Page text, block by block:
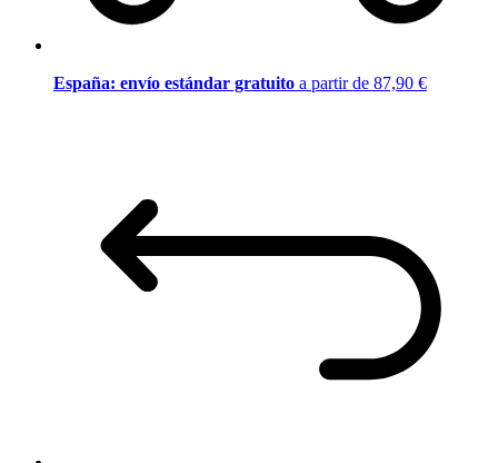
España: envío estándar gratuito a partir de 87,90 €